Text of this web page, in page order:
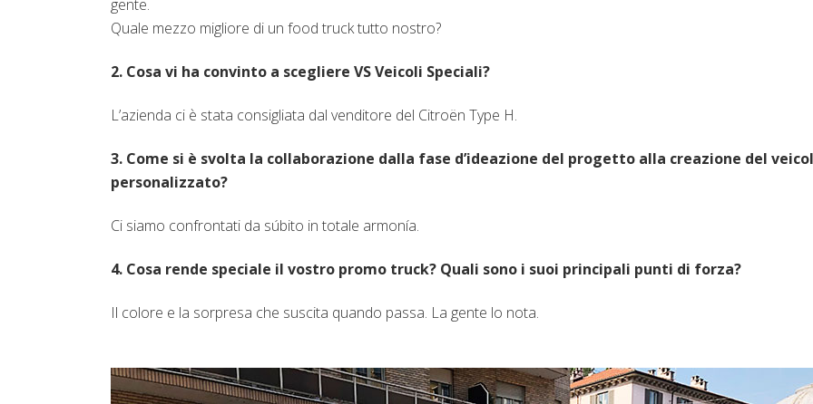
gente.
Quale mezzo migliore di un food truck tutto nostro?
2. Cosa vi ha convinto a scegliere VS Veicoli Speciali?
L’azienda ci è stata consigliata dal venditore del Citroën Type H.
3. Come si è svolta la collaborazione dalla fase d’ideazione del progetto alla creazione del
personalizzato?
Ci siamo confrontati da súbito in totale armonía.
4. Cosa rende speciale il vostro promo truck? Quali sono i suoi principali punti di forza?
Il colore e la sorpresa che suscita quando passa. La gente lo nota.